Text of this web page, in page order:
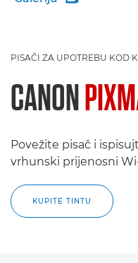
PISAČI ZA UPOTREBU KOD
CANON
Povežite pisač i
vrhunski prijenosni
KUPITE TINTU